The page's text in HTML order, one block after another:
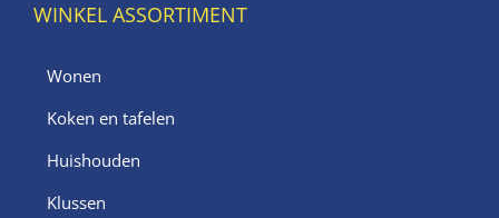
WINKEL ASSORTIMENT
Wonen
Koken en tafelen
Huishouden
Klussen